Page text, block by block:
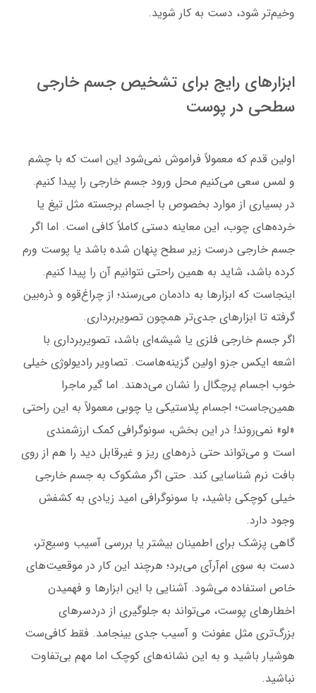
وخیم‌تر شود، دست به کار شوید.
ابزارهای رایج برای تشخیص جسم خارجی
سطحی در پوست
اولین قدم که معمولاً فراموش نمی‌شود این است که با چشم
و لمس سعی می‌کنیم محل ورود جسم خارجی را پیدا کنیم.
در بسیاری از موارد بخصوص با اجسام برجسته مثل تیغ یا
خرده‌های چوب، این معاینه دستی کاملاً کافی است. اما اگر
جسم خارجی درست زیر سطح پنهان شده باشد یا پوست ورم
کرده باشد، شاید به همین راحتی نتوانیم آن را پیدا کنیم.
اینجاست که ابزارها به دادمان می‌رسند؛ از چراغ‌قوه و ذره‌بین
گرفته تا ابزارهای جدی‌تر همچون تصویربرداری.
اگر جسم خارجی فلزی یا شیشه‌ای باشد، تصویربرداری با
اشعه ایکس جزو اولین گزینه‌هاست. تصاویر رادیولوژی خیلی
خوب اجسام پرچگال را نشان می‌دهند. اما گیر ماجرا
همین‌جاست؛ اجسام پلاستیکی یا چوبی معمولاً به این راحتی
«لو» نمی‌روند! در این بخش، سونوگرافی کمک ارزشمندی
است و می‌تواند حتی ذره‌های ریز و غیرقابل دید را هم از روی
بافت نرم شناسایی کند. حتی اگر مشکوک به جسم خارجی
خیلی کوچکی باشید، با سونوگرافی امید زیادی به کشفش
وجود دارد.
گاهی پزشک برای اطمینان بیشتر یا بررسی آسیب وسیع‌تر،
دست به سوی ام‌آرآی می‌برد؛ هرچند این کار در موقعیت‌های
خاص استفاده می‌شود. آشنایی با این ابزارها و فهمیدن
اخطارهای پوست، می‌تواند به جلوگیری از دردسرهای
بزرگ‌تری مثل عفونت و آسیب جدی بینجامد. فقط کافی‌ست
هوشیار باشید و به این نشانه‌های کوچک اما مهم بی‌تفاوت
نباشید.